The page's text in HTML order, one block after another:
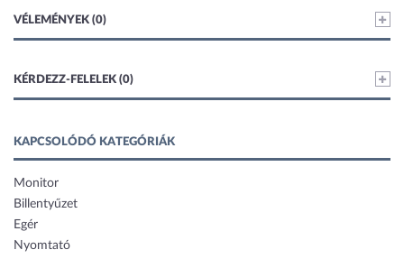
VÉLEMÉNYEK (0)
KÉRDEZZ-FELELEK (0)
KAPCSOLÓDÓ KATEGÓRIÁK
Monitor
Billentyűzet
Egér
Nyomtató